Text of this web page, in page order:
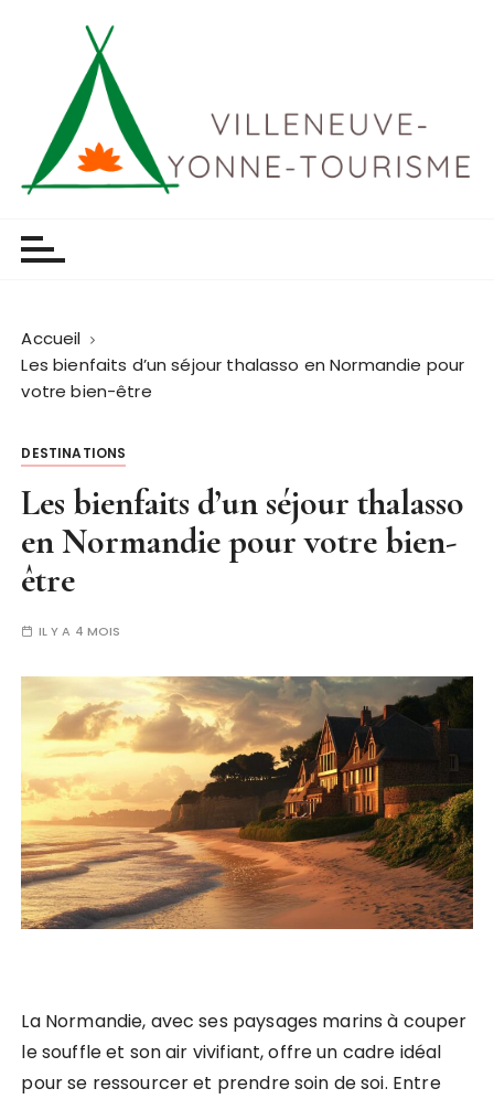
Accueil
Les bienfaits d’un séjour thalasso en Normandie pour
votre bien-être
DESTINATIONS
Les bienfaits d’un séjour thalasso
en Normandie pour votre bien-
être
IL Y A 4 MOIS
La Normandie, avec ses paysages marins à couper
le souffle et son air vivifiant, offre un cadre idéal
pour se ressourcer et prendre soin de soi. Entre